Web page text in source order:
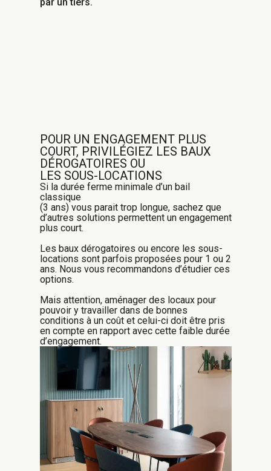
POUR UN ENGAGEMENT PLUS
COURT, PRIVILÉGIEZ LES BAUX
DÉROGATOIRES OU
LES SOUS-LOCATIONS
Si la durée ferme minimale d’un bail
classique
(3 ans) vous parait trop longue, sachez que
d’autres solutions permettent un engagement
plus court.
Les baux dérogatoires ou encore les sous-
locations sont parfois proposées pour 1 ou 2
ans. Nous vous recommandons d’étudier ces
options.
Mais attention, aménager des locaux pour
pouvoir y travailler dans de bonnes
conditions à un coût et celui-ci doit être pris
en compte en rapport avec cette faible durée
d’engagement.